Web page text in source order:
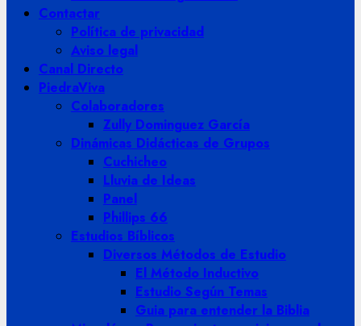
Contactar
Política de privacidad
Aviso legal
Canal Directo
PiedraViva
Colaboradores
Zully Dominguez García
Dinámicas Didácticas de Grupos
Cuchicheo
Lluvia de Ideas
Panel
Phillips 66
Estudios Bíblicos
Diversos Métodos de Estudio
El Método Inductivo
Estudio Según Temas
Guia para entender la Biblia